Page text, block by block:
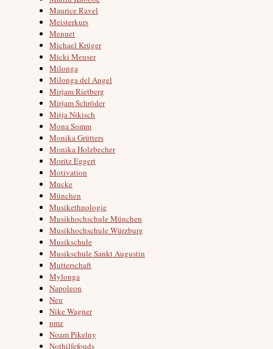
Maurice Ravel
Meisterkurs
Menuet
Michael Krüger
Micki Meuser
Milonga
Milonga del Angel
Mirjam Rietberg
Mirjam Schröder
Mitja Nikisch
Mona Somm
Monika Grütters
Monika Holzbecher
Moritz Eggert
Motivation
Mucke
München
Musikethnologie
Musikhochschule München
Musikhochschule Würzburg
Musikschule
Musikschule Sankt Augustin
Mutterschaft
Mylonga
Napoleon
Neu
Nike Wagner
nmz
Noam Pikelny
Nothilfefonds